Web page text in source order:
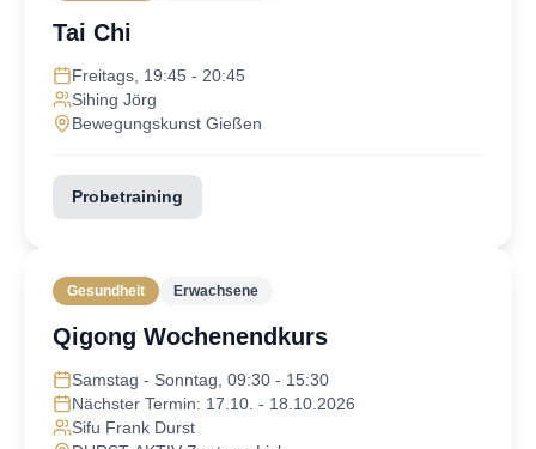
Tai Chi
Freitags, 19:45 - 20:45
Sihing Jörg
Bewegungskunst Gießen
Probetraining
Gesundheit Erwachsene
Qigong Wochenendkurs
Samstag - Sonntag, 09:30 - 15:30
Nächster Termin: 17.10. - 18.10.2026
Sifu Frank Durst